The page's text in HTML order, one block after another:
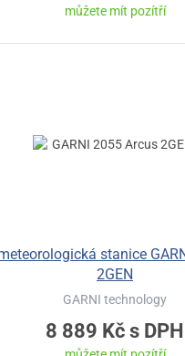
můžete mít pozítří
stanice
2GEN
GARNI technology
8 889 Kč s DPH